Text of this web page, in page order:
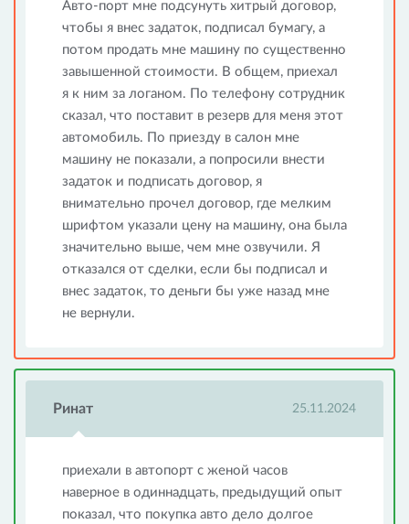
Авто-порт мне подсунуть хитрый договор,
чтобы я внес задаток, подписал бумагу, а
потом продать мне машину по существенно
завышенной стоимости. В общем, приехал
я к ним за логаном. По телефону сотрудник
сказал, что поставит в резерв для меня этот
автомобиль. По приезду в салон мне
машину не показали, а попросили внести
задаток и подписать договор, я
внимательно прочел договор, где мелким
шрифтом указали цену на машину, она была
значительно выше, чем мне озвучили. Я
отказался от сделки, если бы подписал и
внес задаток, то деньги бы уже назад мне
не вернули.
Ринат 25.11.2024
приехали в автопорт с женой часов
наверное в одиннадцать, предыдущий опыт
показал, что покупка авто дело долгое